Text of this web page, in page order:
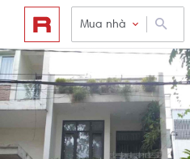
Mua nhà